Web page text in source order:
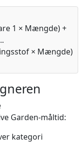
1 × Mængde) +
× Mængde)
Garden-måltid:
kategori